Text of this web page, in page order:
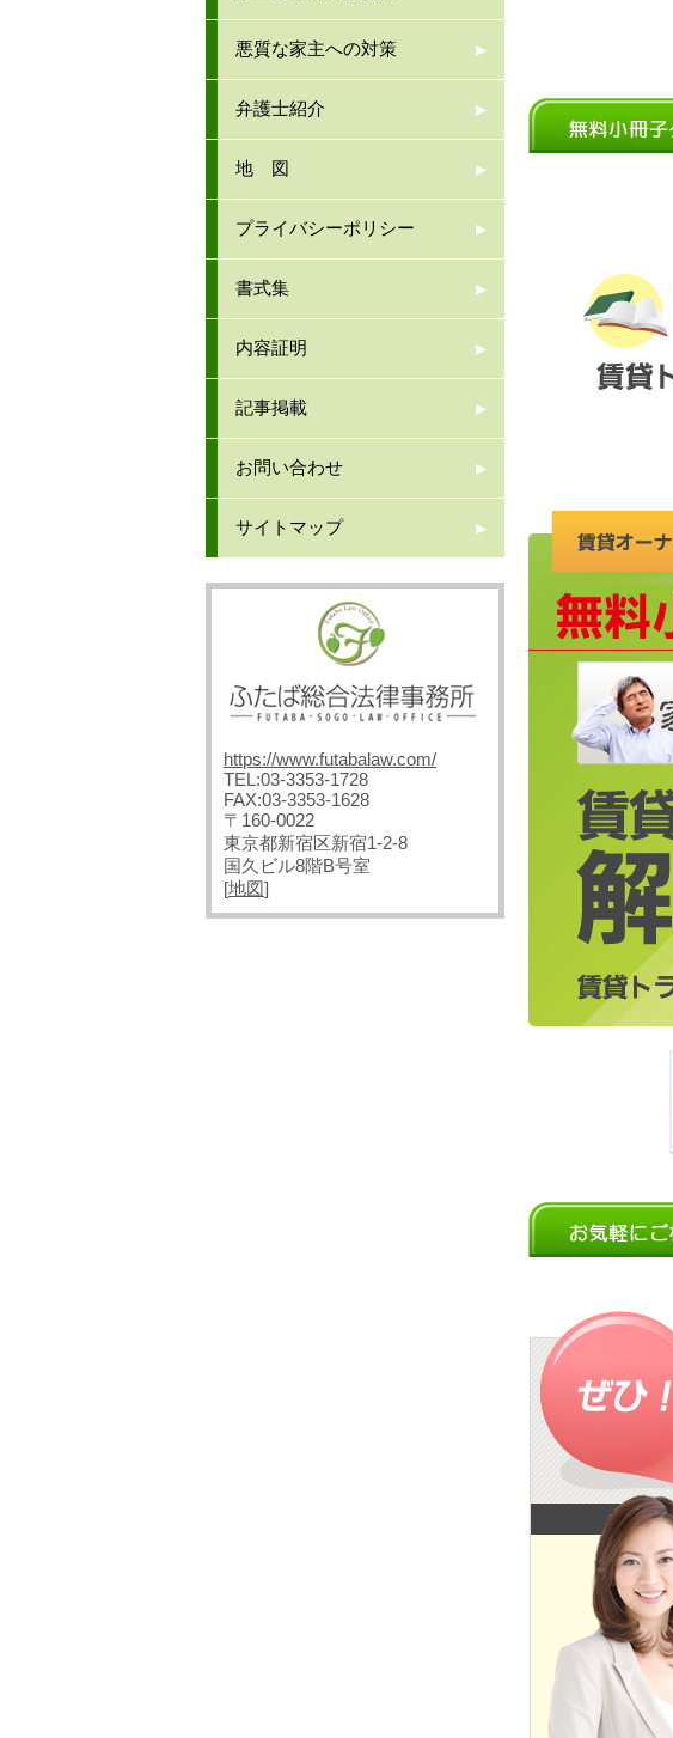
悪質な家主への対策
弁護士紹介
地 図
プライバシーポリシー
書式集
内容証明
記事掲載
お問い合わせ
サイトマップ
https://www.futabalaw.com/
TEL:03-3353-1728
FAX:03-3353-1628
〒160-0022
東京都新宿区新宿1-2-8
国久ビル8階B号室
[地図]